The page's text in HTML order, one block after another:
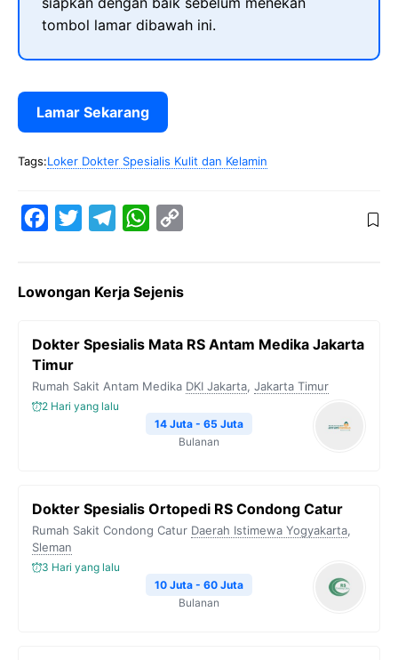
tombol lamar dibawah ini.
Lamar Sekarang
Tags:Loker Dokter Spesialis Kulit dan Kelamin
e
o
k
t
e
e
r
a
m
W
t
A
p
y
n
Lowongan Kerja Sejenis
Dokter Spesialis Mata RS Antam Medika Jakarta
Timur
Rumah Sakit Antam Medika DKI Jakarta, Jakarta Timur
2 Hari yang lalu
14 Juta - 65 Juta
Bulanan
Dokter Spesialis Ortopedi RS Condong Catur
Rumah Sakit Condong Catur Daerah Istimewa Yogyakarta,
Sleman
3 Hari yang lalu
10 Juta - 60 Juta
Bulanan